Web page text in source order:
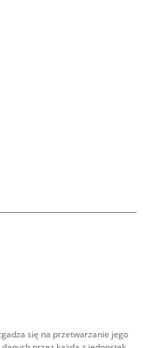
się na przetwarzanie jego